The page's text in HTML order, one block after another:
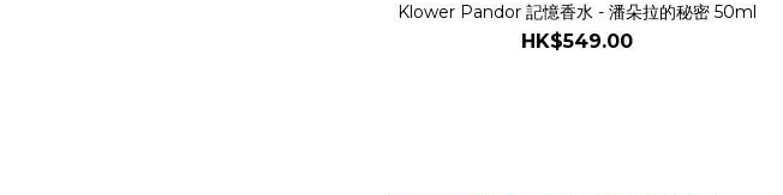
Klower Pandor 記憶香水 - 潘朵拉的秘密 50ml
HK$549.00